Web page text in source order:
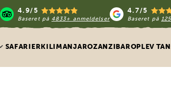
4.9/5
Baseret på 4833+ anmeldelser
4.7/5
Baseret på
SAFARIERKILIMANJAROZANZIBAROPLEV